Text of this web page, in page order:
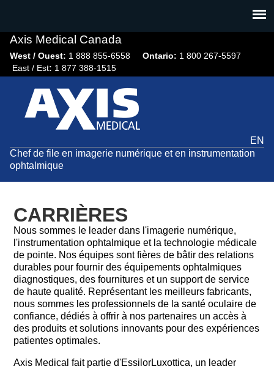
navigation
Axis Medical Canada
West / Ouest: 1 888 855-6558​ Ontario: 1 800 267-5597
East / Est: 1 877 388-1515
EN
Chef de file en imagerie numérique et en instrumentation
ophtalmique
CARRIÈRES
Nous sommes le leader dans l'imagerie numérique,
l'instrumentation ophtalmique et la technologie médicale
de pointe. Nos équipes sont fières de bâtir des relations
durables pour fournir des équipements ophtalmiques
diagnostiques, des fournitures et un support de service
de haute qualité. Représentant les meilleurs fabricants,
nous sommes les professionnels de la santé oculaire de
confiance, dédiés à offrir à nos partenaires un accès à
des produits et solutions innovants pour des expériences
patientes optimales.
Axis Medical fait partie d'EssilorLuxottica, un leader